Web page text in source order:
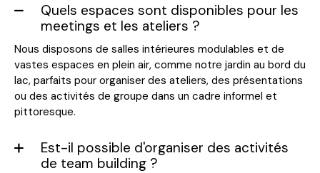
Quels espaces sont disponibles pour les
meetings et les ateliers ?
Nous disposons de salles intérieures modulables et de
vastes espaces en plein air, comme notre jardin au bord du
lac, parfaits pour organiser des ateliers, des présentations
ou des activités de groupe dans un cadre informel et
pittoresque.
Est-il possible d'organiser des activités
de team building ?